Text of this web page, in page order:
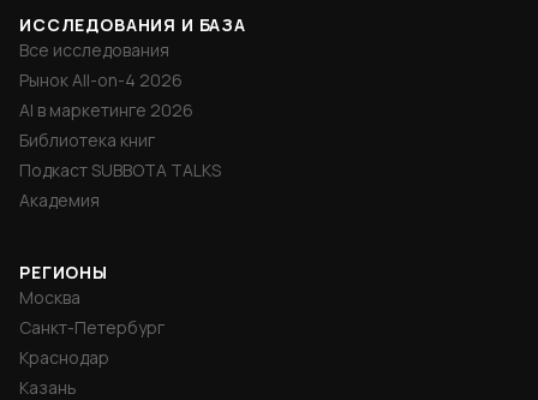
ИССЛЕДОВАНИЯ И БАЗА
Все исследования
Рынок All-on-4 2026
AI в маркетинге 2026
Библиотека книг
Подкаст SUBBOTA TALKS
Академия
РЕГИОНЫ
Москва
Санкт-Петербург
Краснодар
Казань